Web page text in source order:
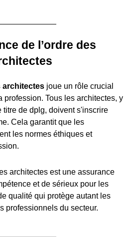
de l’ordre des
architectes joue un rôle crucial
profession. Tous les architectes, y
titre de dplg, doivent s'inscrire
Cela garantit que les
les normes éthiques et
architectes est une assurance
et de sérieux pour les
qualité qui protège autant les
professionnels du secteur.